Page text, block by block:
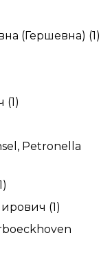
(Гершевна) (1)
(1)
Petronella
(1)